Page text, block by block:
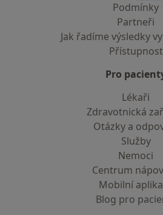
Podmínky
Partneři
Jak řadíme výsledky
Přístupnost
Pro
Lékaři
Zdravotnická
Otázky a
Služby
Nemoci
Centrum
Mobilní
Blog pro